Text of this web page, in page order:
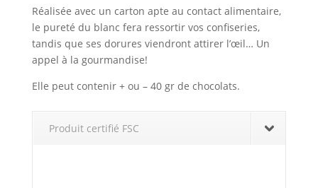
Réalisée avec un carton apte au contact alimentaire,
le pureté du blanc fera ressortir vos confiseries,
tandis que ses dorures viendront attirer l’œil… Un
appel à la gourmandise!
Elle peut contenir + ou – 40 gr de chocolats.
Produit certifié FSC